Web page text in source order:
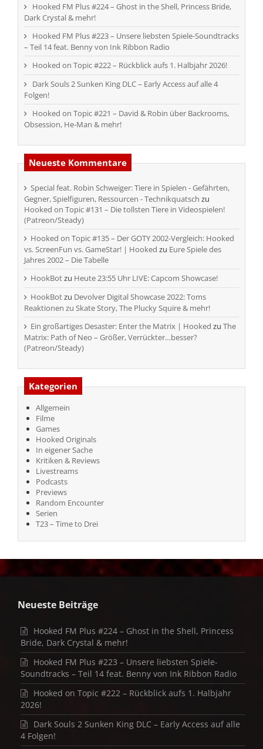
Hooked FM Plus #224 – Ghost in the Shell, Princess Bride,
Dark Crystal & mehr!
Hooked FM Plus #223 – Unsere liebsten Spiele-Soundtracks
– Teil 14 feat. Benny von Ink Ribbon Radio
Hooked on Topic #222 – Rückblick aufs 1. Halbjahr 2026!
Dark Souls 2 Sunken King DLC – Early Access auf alle 4
Folgen!
Hooked on Topic #221 – David & Robin über Backrooms,
Obsession, He-Man & mehr!
Neueste Kommentare
Special feat. Robin Schweiger: Tiere in Spielen - Gefährten,
Gegner, Spielfiguren, Ressourcen - Technikquatsch zu
Hooked on Topic #131 – Die tollsten Tiere in Videospielen!
(Patreon/Steady)
Hooked on Topic #135 – Der GOTY 2002-Vergleich: Hooked
vs. ScreenFun vs. GameStar! | Hooked zu Eure Spiele des
Jahres 2002 – Die Tabelle
HookBotzu Heute 23:55 Uhr LIVE: Capcom Showcase!
HookBotzu Devolver Digital Showcase 2022: Toms
Reaktionen zu Skate Story, The Plucky Squire & mehr!
Ein großartiges Desaster: Enter the Matrix | Hooked zu The
Matrix: Path of Neo – Größer, Verrückter…besser?
(Patreon/Steady)
Kategorien
Allgemein
Filme
Games
Hooked Originals
In eigener Sache
Kritiken & Reviews
Livestreams
Podcasts
Previews
Random Encounter
Serien
T23 – Time to Drei
Neueste Beiträge
Hooked FM Plus #224 – Ghost in the Shell, Princess
Bride, Dark Crystal & mehr!
Hooked FM Plus #223 – Unsere liebsten Spiele-
Soundtracks – Teil 14 feat. Benny von Ink Ribbon Radio
Hooked on Topic #222 – Rückblick aufs 1. Halbjahr
2026!
Dark Souls 2 Sunken King DLC – Early Access auf alle
4 Folgen!